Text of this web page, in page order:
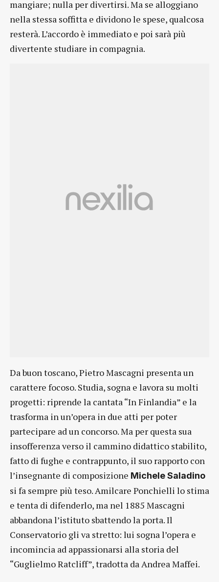
mangiare; nulla per divertirsi. Ma se alloggiano
nella stessa soffitta e dividono le spese, qualcosa
resterà. L’accordo è immediato e poi sarà più
divertente studiare in compagnia.
Da buon toscano, Pietro Mascagni presenta un
carattere focoso. Studia, sogna e lavora su molti
progetti: riprende la cantata “In Finlandia” e la
trasforma in un’opera in due atti per poter
partecipare ad un concorso. Ma per questa sua
insofferenza verso il cammino didattico stabilito,
fatto di fughe e contrappunto, il suo rapporto con
l’insegnante di composizione Michele Saladino
si fa sempre più teso. Amilcare Ponchielli lo stima
e tenta di difenderlo, ma nel 1885 Mascagni
abbandona l’istituto sbattendo la porta. Il
Conservatorio gli va stretto: lui sogna l’opera e
incomincia ad appassionarsi alla storia del
“Guglielmo Ratcliff”, tradotta da Andrea Maffei.